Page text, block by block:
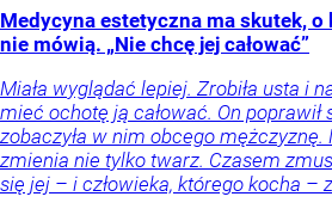
Medycyna estetyczna ma skutek,
nie mówią. „Nie chcę jej całować”
Miała wyglądać lepiej. Zrobiła usta i
mieć ochotę ją całować. On poprawił
zobaczyła w nim obcego
zmienia nie tylko twarz. Czasem
się jej – i człowieka, którego kocha –